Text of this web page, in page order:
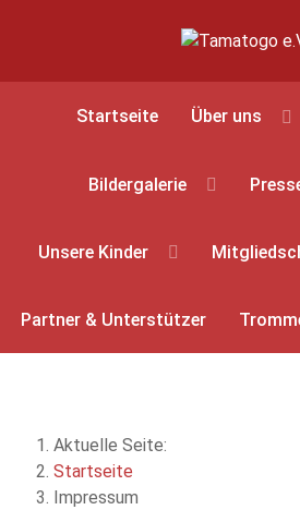
Startseite Über uns
Bildergalerie
Unsere Kinder
Partner & Unterstützer
Aktuelle Seite:
Startseite
Impressum